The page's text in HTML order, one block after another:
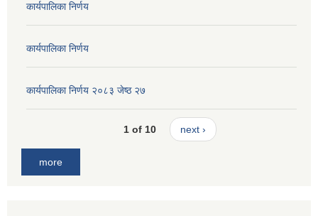
कार्यपालिका निर्णय
कार्यपालिका निर्णय
कार्यपालिका निर्णय २०८३ जेष्ठ २७
1 of 10 next ›
more